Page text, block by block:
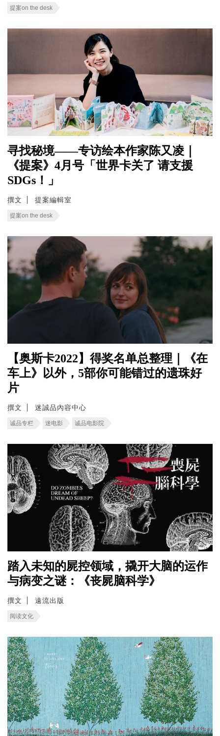
提案on the desk
寻找秘境——专访绘本作家陈又凌｜
《提案》4月号「世界卡关了 请支援
SDGs！」
撰文 提案編輯室
提案on the desk
【奥斯卡2022】得奖名单总整理｜《在
车上》以外，5部你可能错过的遗珠好
片
撰文 迷誠品內容中心
诚品专栏 迷电影 诚品电影院
踏入未知的屍控领域，撬开大脑的运作
与病变之谜：《丧屍脑科学》
撰文 遠流出版
阅读文化